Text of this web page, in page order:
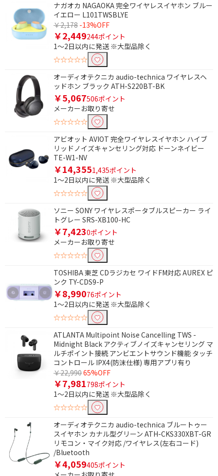
ナガオカ NAGAOKA 完全ワイヤレスイヤホン ブルー
イエロー L101TWSBLYE
￥2,178 -13%OFF
￥2,449244ポイント
1～2日以内に発送 ※大型品除く
☆☆☆☆☆
オーディオテクニカ audio-technica ワイヤレスヘ
ッドホン ブラック ATH-S220BT-BK
￥5,067506ポイント
メーカーお取り寄せ
☆☆☆☆☆
アビオット AVIOT 完全ワイヤレスイヤホン ハイブ
リッドノイズキャンセリング対応 ドーンネイビー
TE-W1-NV
￥14,3551,435ポイント
1～2日以内に発送 ※大型品除く
☆☆☆☆☆
ソニー SONY ワイヤレスポータブルスピーカー ライ
トグレー SRS-XB100-HC
￥7,4230ポイント
メーカーお取り寄せ
☆☆☆☆☆
TOSHIBA 東芝 CDラジカセ ワイドFM対応 AUREX ピ
ンク TY-CDS9-P
￥8,99076ポイント
1～2日以内に発送 ※大型品除く
☆☆☆☆☆
ATLANTA Multipoint Noise Cancelling TWS -
Midnight Black アクティブノイズキャンセリング マ
ルチポイント接続 アンビエントサウンド機能 タッチ
コントロール IPX4(防沫仕様) 専用アプリ有り
￥22,99065%OFF
￥7,981798ポイント
1～2日以内に発送 ※大型品除く
☆☆☆☆☆
オーディオテクニカ audio-technica ブルートゥー
スイヤホン カナル型グリーン ATH-CKS330XBT-GR
リモコン・マイク対応 /ワイヤレス(左右コード)
/Bluetooth
￥4,059405ポイント
電池
AC電源
便利&快適機能で絞り込む
ふろ水ポンプ 歩数計機能
高さで絞り込む
1400～1600mm未満
ドア数で絞り込む
電源方式で絞り込む
コード式
USB電源
形状で絞り込む
HDMI⇔MicroUSB
防水で絞り込む
防水非対応
奥行(外形・ハンドル除く)で絞り込む
451mm以上
容量で絞り込む
16GB 内蔵容量なし
フタの種類で絞り込む
プッシュ式
防水機能で絞り込む
防水機能なし
防水
防滴